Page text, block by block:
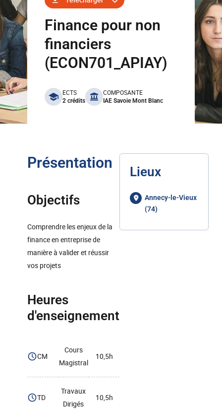
Finance pour non
financiers
(ECON701_APIAY)
benefits
ECTS
2 crédits
COMPOSANTE
IAE Savoie Mont Blanc
Présentation
Objectifs
Comprendre les enjeux de la
finance en entreprise de
manière à valider et réussir
vos projets
Heures
d'enseignement
CM
Cours
Magistral
10,5h
TD
Travaux
Dirigés
10,5h
Lieux
Annecy-le-Vieux
(74)